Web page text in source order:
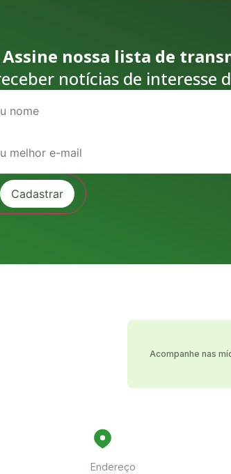
Assine nossa lista de
notícias de interesse
Acompanhe nas
Endereço